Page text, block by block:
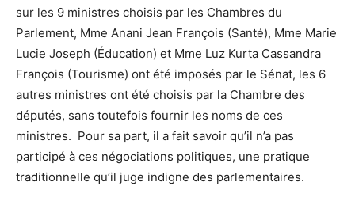
sur les 9 ministres choisis par les Chambres du
Parlement, Mme Anani Jean François (Santé), Mme Marie
Lucie Joseph (Éducation) et Mme Luz Kurta Cassandra
François (Tourisme) ont été imposés par le Sénat, les 6
autres ministres ont été choisis par la Chambre des
députés, sans toutefois fournir les noms de ces
ministres. Pour sa part, il a fait savoir qu’il n’a pas
participé à ces négociations politiques, une pratique
traditionnelle qu’il juge indigne des parlementaires.